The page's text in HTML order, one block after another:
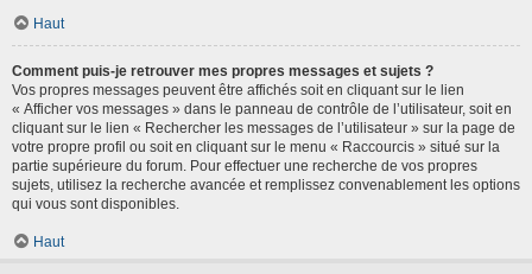
Haut
Comment puis-je retrouver mes propres messages et sujets ?
Vos propres messages peuvent être affichés soit en cliquant sur le lien
« Afficher vos messages » dans le panneau de contrôle de l’utilisateur, soit en
cliquant sur le lien « Rechercher les messages de l’utilisateur » sur la page de
votre propre profil ou soit en cliquant sur le menu « Raccourcis » situé sur la
partie supérieure du forum. Pour effectuer une recherche de vos propres
sujets, utilisez la recherche avancée et remplissez convenablement les options
qui vous sont disponibles.
Haut